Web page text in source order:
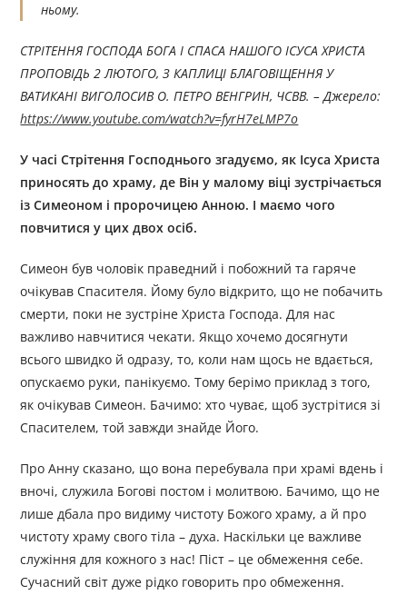
ньому.
СТРІТЕННЯ ГОСПОДА БОГА І СПАСА НАШОГО ІСУСА ХРИСТА
ПРОПОВІДЬ 2 ЛЮТОГО, З КАПЛИЦІ БЛАГОВІЩЕННЯ У
ВАТИКАНІ ВИГОЛОСИВ О. ПЕТРО ВЕНГРИН, ЧСВВ. – Джерелo:
https://www.youtube.com/watch?v=fyrH7eLMP7o
У часі Стрітення Господнього згадуємо, як Ісуса Христа
приносять до храму, де Він у малому віці зустрічається
із Симеоном і пророчицею Анною. І маємо чого
повчитися у цих двох осіб.
Симеон був чоловік праведний і побожний та гаряче
очікував Спасителя. Йому було відкрито, що не побачить
смерти, поки не зустріне Христа Господа. Для нас
важливо навчитися чекати. Якщо хочемо досягнути
всього швидко й одразу, то, коли нам щось не вдається,
опускаємо руки, панікуємо. Тому берімо приклад з того,
як очікував Симеон. Бачимо: хто чуває, щоб зустрітися зі
Спасителем, той завжди знайде Його.
Про Анну сказано, що вона перебувала при храмі вдень і
вночі, служила Богові постом і молитвою. Бачимо, що не
лише дбала про видиму чистоту Божого храму, а й про
чистоту храму свого тіла – духа. Наскільки це важливе
служіння для кожного з нас! Піст – це обмеження себе.
Сучасний світ дуже рідко говорить про обмеження.